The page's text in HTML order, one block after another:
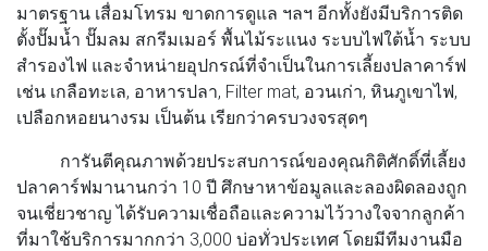
มาตรฐาน เสื่อมโทรม ขาดการดูแล ฯลฯ อีกทั้งยังมีบริการติด
ตั้งปั๊มน้ำ ปั๊มลม สกรีมเมอร์ พื้นไม้ระแนง ระบบไฟใต้น้ำ ระบบ
สำรองไฟ และจำหน่ายอุปกรณ์ที่จำเป็นในการเลี้ยงปลาคาร์ฟ
เช่น เกลือทะเล, อาหารปลา, Filter mat, อวนเก่า, หินภูเขาไฟ,
เปลือกหอยนางรม เป็นต้น เรียกว่าครบวงจรสุดๆ
การันตีคุณภาพด้วยประสบการณ์ของคุณกิติศักดิ์ที่เลี้ยง
ปลาคาร์ฟมานานกว่า 10 ปี ศึกษาหาข้อมูลและลองผิดลองถูก
จนเชี่ยวชาญ ได้รับความเชื่อถือและความไว้วางใจจากลูกค้า
ที่มาใช้บริการมากกว่า 3,000 บ่อทั่วประเทศ โดยมีทีมงานมือ